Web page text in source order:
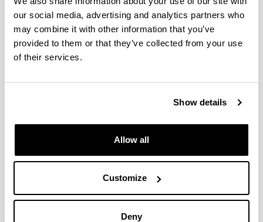
our social media, advertising and analytics partners who
may combine it with other information that you’ve
provided to them or that they’ve collected from your use
of their services.
Show details
Allow all
Customize
Deny
Del gobierno a la gobernanza y gobernabilidad
efectiva del territorio: guías para un nuevo
desarrollo territorial (GOBEFTER). CSO2012-
36960. Entidad financiadora: MINECO (Ministerio
de Economía y Competitividad). 2014-2015.
Iraunkortasunaren arloko Berrikuntzarako
Laguntzak. Entidad financiadora: Universidad del
País Vasco/Euskal Herriko Unibertsitatea. 2014.
Control de corrientes de espín en dispositivos de
estado sólido (Spincon). MAT2012-37638.
Entidad financiadora: MINECO (Ministerio de
Economía y Competitividad). 2013-2015.
La transición democrática de la Deuda Ecológica
al Buen Vivir. TRADEBU. PRO - 2013K3/0034.